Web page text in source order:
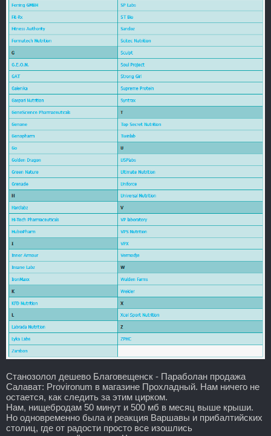
Станозолол дешево Благовещенск - Параболан продажа
Салават: Provironum в магазине Прохладный. Нам ничего не
остается, как следить за этим цирком.
Нам, нищебродам 50 минут и 500 мб в месяц выше крыши.
Но одновременно была и реакция Варшавы и прибалтийских
столиц, где от радости просто все изошлись